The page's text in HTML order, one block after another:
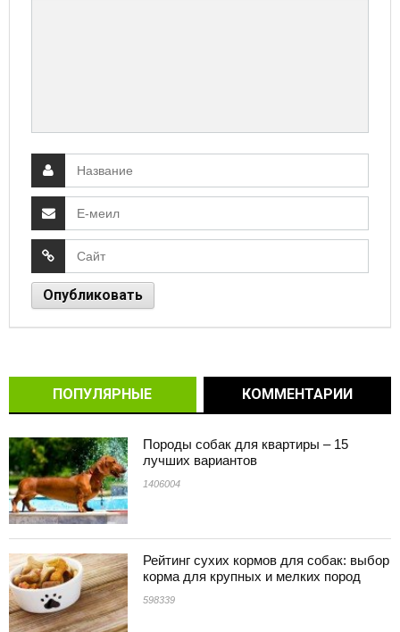
ПОПУЛЯРНЫЕ КОММЕНТАРИИ
Породы собак для квартиры – 15
лучших вариантов
1406004
Рейтинг сухих кормов для собак: выбор
корма для крупных и мелких пород
598339